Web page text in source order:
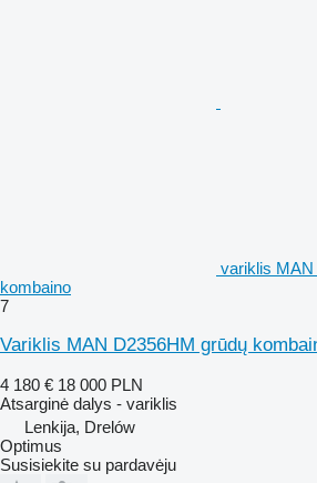
variklis
kombaino
7
Variklis MAN D2356HM grūdų
4 180 € 18 000 PLN
Atsarginė dalys - variklis
Lenkija, Drelów
Optimus
Susisiekite su pardavėju